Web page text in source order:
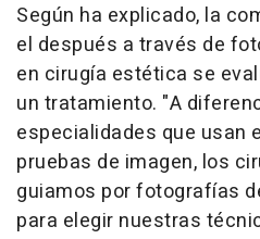
Según ha explicado, la
el después a través de
en cirugía estética se
un tratamiento. "A
especialidades que usan
pruebas de imagen, los
guiamos por fotografías
para elegir nuestras